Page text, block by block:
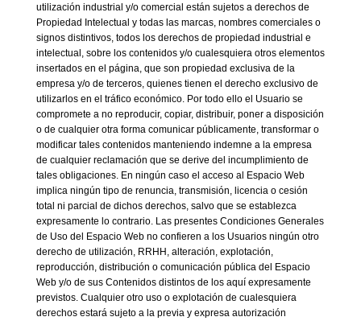
utilización industrial y/o comercial están sujetos a derechos de
Propiedad Intelectual y todas las marcas, nombres comerciales o
signos distintivos, todos los derechos de propiedad industrial e
intelectual, sobre los contenidos y/o cualesquiera otros elementos
insertados en el página, que son propiedad exclusiva de la
empresa y/o de terceros, quienes tienen el derecho exclusivo de
utilizarlos en el tráfico económico. Por todo ello el Usuario se
compromete a no reproducir, copiar, distribuir, poner a disposición
o de cualquier otra forma comunicar públicamente, transformar o
modificar tales contenidos manteniendo indemne a la empresa
de cualquier reclamación que se derive del incumplimiento de
tales obligaciones. En ningún caso el acceso al Espacio Web
implica ningún tipo de renuncia, transmisión, licencia o cesión
total ni parcial de dichos derechos, salvo que se establezca
expresamente lo contrario. Las presentes Condiciones Generales
de Uso del Espacio Web no confieren a los Usuarios ningún otro
derecho de utilización, RRHH, alteración, explotación,
reproducción, distribución o comunicación pública del Espacio
Web y/o de sus Contenidos distintos de los aquí expresamente
previstos. Cualquier otro uso o explotación de cualesquiera
derechos estará sujeto a la previa y expresa autorización